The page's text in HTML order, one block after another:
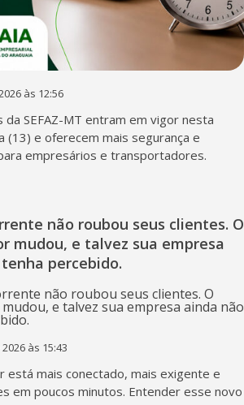
às 12:56
da SEFAZ-MT entram em vigor nesta
(13) e oferecem mais segurança e
empresários e transportadores.
não roubou seus clientes. O
mudou, e talvez sua empresa
percebido.
às 15:43
está mais conectado, mais exigente e
em poucos minutos. Entender esse novo